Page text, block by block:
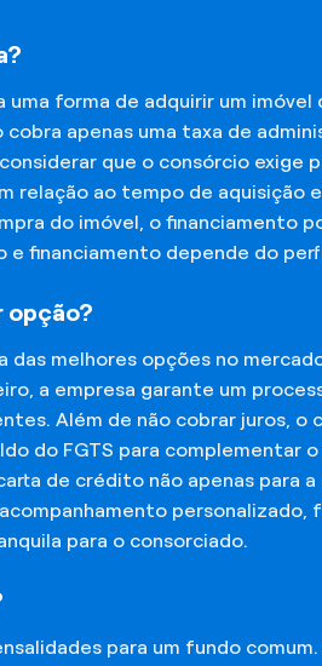
forma de adquirir um imóvel
apenas uma taxa de
que o consórcio exige
ao tempo de aquisição
do imóvel, o financiamento
financiamento depende do
opção?
das melhores opções no
a empresa garante um
Além de não cobrar juros, o
do FGTS para complementar
de crédito não apenas para
para o consorciado.
para um fundo